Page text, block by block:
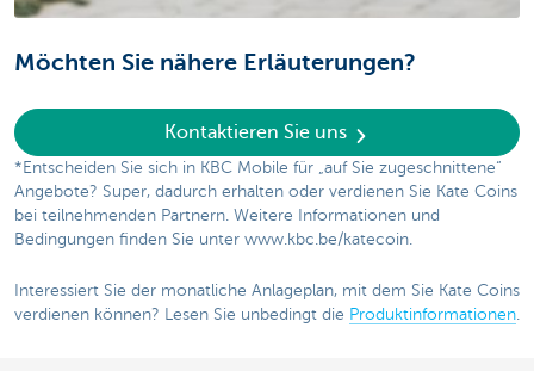
Möchten Sie nähere Erläuterungen?
Kontaktieren Sie uns
*Entscheiden Sie sich in KBC Mobile für „auf Sie zugeschnittene“
Angebote? Super, dadurch erhalten oder verdienen Sie Kate Coins
bei teilnehmenden Partnern. Weitere Informationen und
Bedingungen finden Sie unter www.kbc.be/katecoin.
Interessiert Sie der monatliche Anlageplan, mit dem Sie Kate Coins
verdienen können? Lesen Sie unbedingt die Produktinformationen.